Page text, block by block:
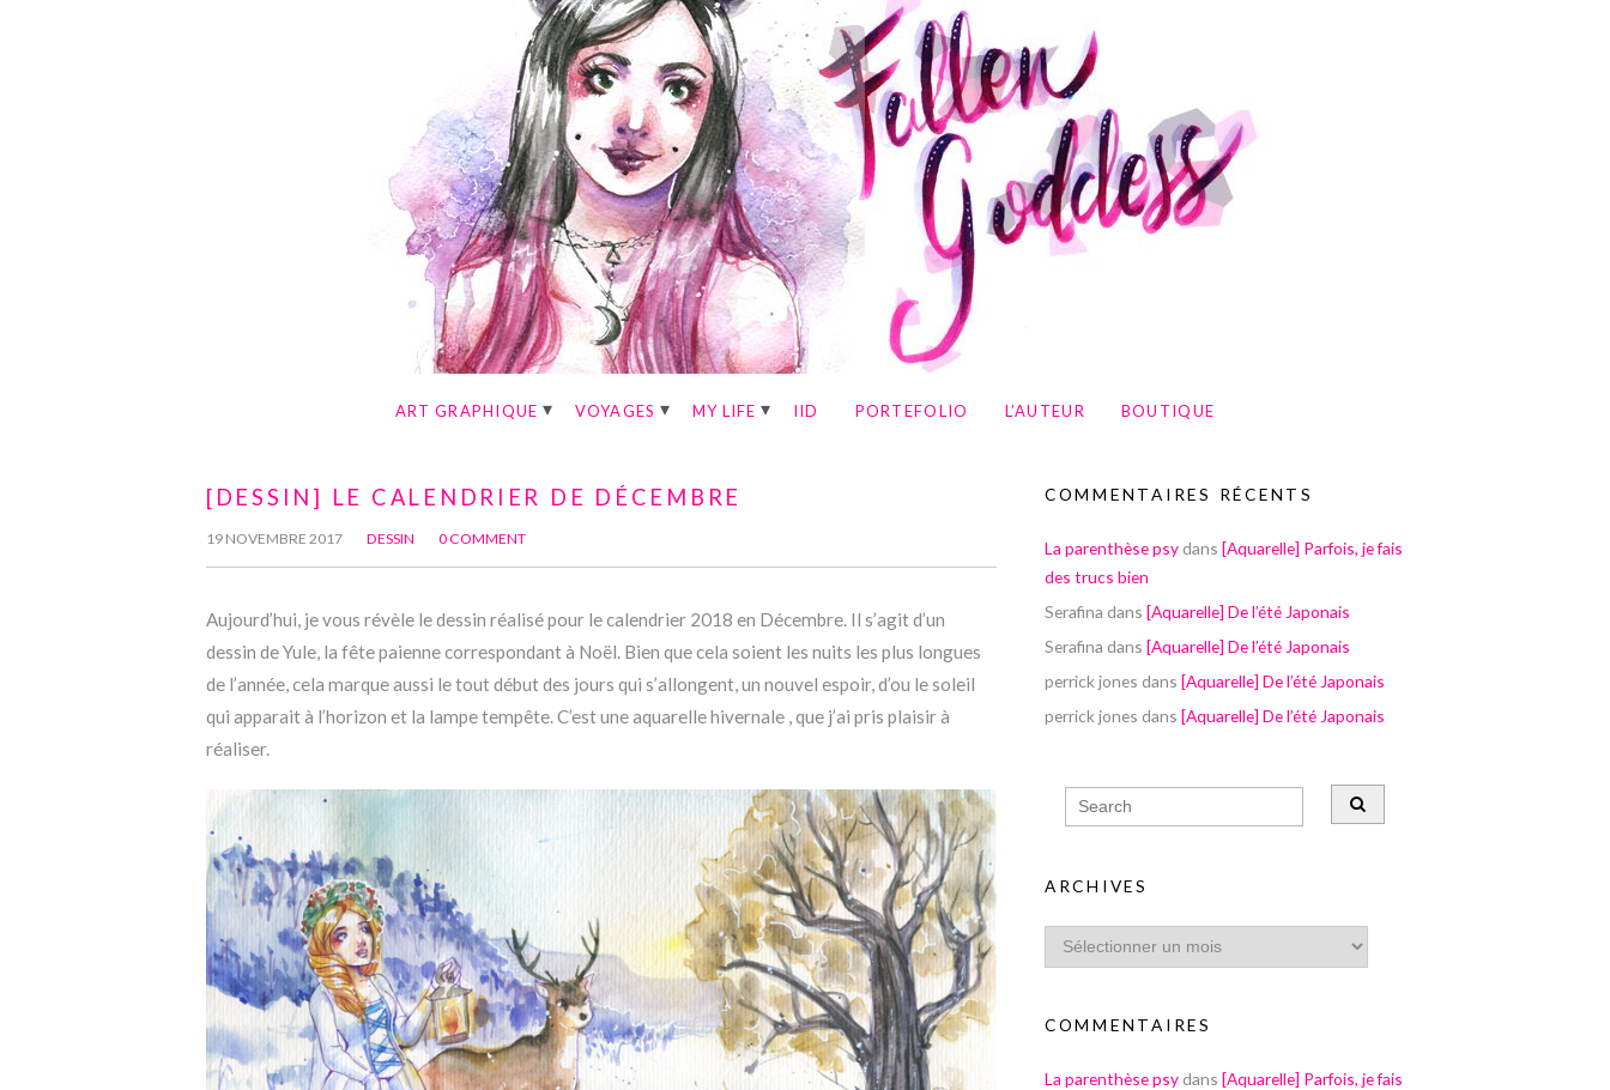
ART GRAPHIQUE VOYAGES MY LIFE IID PORTEFOLIO L’AUTEUR BOUTIQUE
[DESSIN] LE CALENDRIER DE DÉCEMBRE
19 NOVEMBRE 2017 DESSIN 0 COMMENT
Aujourd’hui, je vous révèle le dessin réalisé pour le calendrier 2018 en Décembre. Il s’agit d’un
dessin de Yule, la fête paienne correspondant à Noël. Bien que cela soient les nuits les plus longues
de l’année, cela marque aussi le tout début des jours qui s’allongent, un nouvel espoir, d’ou le soleil
qui apparait à l’horizon et la lampe tempête. C’est une aquarelle hivernale , que j’ai pris plaisir à
réaliser.
COMMENTAIRES RÉCENTS
La parenthèse psy dans [Aquarelle] Parfois, je fais
des trucs bien
Serafina dans [Aquarelle] De l’été Japonais
Serafina dans [Aquarelle] De l’été Japonais
perrick jones dans [Aquarelle] De l’été Japonais
perrick jones dans [Aquarelle] De l’été Japonais
ARCHIVES
COMMENTAIRES
La parenthèse psy dans [Aquarelle] Parfois, je fais